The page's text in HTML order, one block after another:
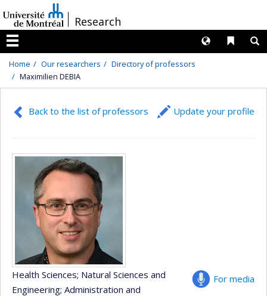
au
contenu
/Research
Menu
Liens
Langues
Home Our researchers
Directory of professors
Maximilien DEBIA
Back to the list of professors Update your profile
For media
Health Sciences; Natural Sciences and
Engineering; Administration and